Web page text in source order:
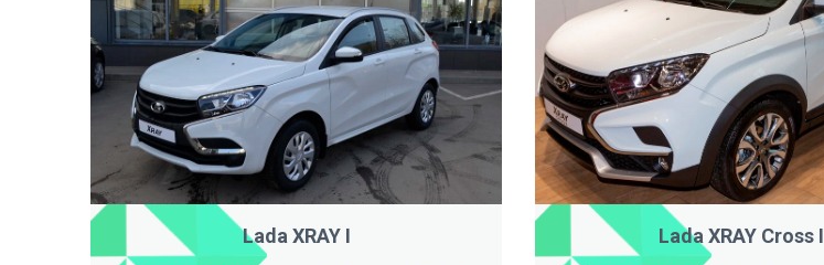
Lada XRAY I Lada XRAY Cross I